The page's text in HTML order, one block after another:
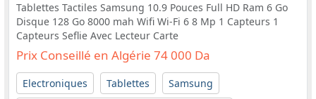
Tablettes Tactiles Samsung 10.9 Pouces Full HD Ram 6 Go
Disque 128 Go 8000 mah Wifi Wi-Fi 6 8 Mp 1 Capteurs 1
Capteurs Seflie Avec Lecteur Carte
Prix Conseillé en Algérie 74 000 Da
Electroniques Tablettes
Samsung